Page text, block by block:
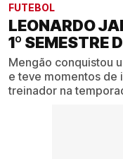
FUTEBOL
LEONARDO
1º SEMESTRE
Mengão conquistou
e teve momentos de
treinador na